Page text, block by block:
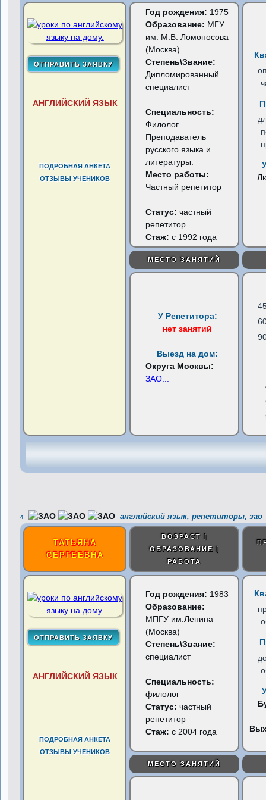
АНГЛИЙСКИЙ ЯЗЫК
ПОДРОБНАЯ АНКЕТА
ОТЗЫВЫ УЧЕНИКОВ
Год рождения: 1975
Образование: МГУ
им. М.В. Ломоносова
(Москва)
Степень\Звание:
Дипломированный
специалист
Специальность:
Филолог.
Преподаватель
русского языка и
литературы.
Место работы:
Частный репетитор
Статус:частный
репетитор
Стаж: с 1992 года
МЕСТО ЗАНЯТИЙ
У Репетитора:
нет занятий
Выезд на дом:
Округа Москвы:
ЗАО
4 английский язык, репетиторы, зао
ТАТЬЯНА
СЕРГЕЕВНА
ВОЗРАСТ |
ОБРАЗОВАНИЕ |
РАБОТА
АНГЛИЙСКИЙ ЯЗЫК
ПОДРОБНАЯ АНКЕТА
ОТЗЫВЫ УЧЕНИКОВ
Год рождения: 1983
Образование:
МПГУ им.Ленина
(Москва)
Степень\Звание:
специалист
Специальность:
филолог
Статус:частный
репетитор
Стаж: с 2004 года
МЕСТО ЗАНЯТИЙ